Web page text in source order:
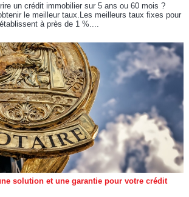
un crédit immobilier sur 5 ans ou 60 mois ?
le meilleur taux.Les meilleurs taux fixes pour
à près de 1 %....
solution et une garantie pour votre crédit